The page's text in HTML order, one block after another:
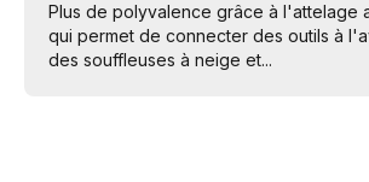
Plus de polyvalence grâce à l'attelage
qui permet de connecter des outils à
des souffleuses à neige et...